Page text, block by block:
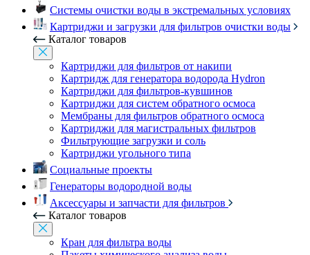
Системы очистки воды в экстремальных условиях
Картриджи и загрузки для фильтров очистки воды
Каталог товаров
Картриджи для фильтров от накипи
Картридж для генератора водорода Hydron
Картриджи для фильтров-кувшинов
Картриджи для систем обратного осмоса
Мембраны для фильтров обратного осмоса
Картриджи для магистральных фильтров
Фильтрующие загрузки и соль
Картриджи угольного типа
Социальные проекты
Генераторы водородной воды
Аксессуары и запчасти для фильтров
Каталог товаров
Кран для фильтра воды